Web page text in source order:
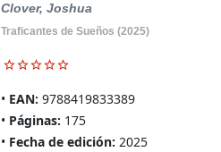
Clover, Joshua
Traficantes de Sueños (2025)
EAN: 9788419833389
Páginas: 175
Fecha de edición: 2025